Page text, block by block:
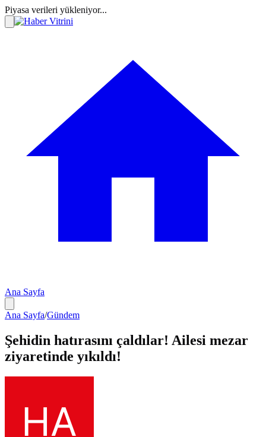
Piyasa verileri yükleniyor...
Ana Sayfa
Ana Sayfa/Gündem
Şehidin hatırasını çaldılar! Ailesi mezar
ziyaretinde yıkıldı!